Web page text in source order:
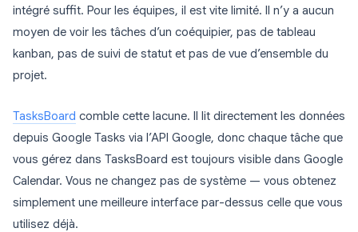
intégré suffit. Pour les équipes, il est vite limité. Il n’y a aucun
moyen de voir les tâches d’un coéquipier, pas de tableau
kanban, pas de suivi de statut et pas de vue d’ensemble du
projet.
TasksBoard comble cette lacune. Il lit directement les données
depuis Google Tasks via l’API Google, donc chaque tâche que
vous gérez dans TasksBoard est toujours visible dans Google
Calendar. Vous ne changez pas de système — vous obtenez
simplement une meilleure interface par-dessus celle que vous
utilisez déjà.